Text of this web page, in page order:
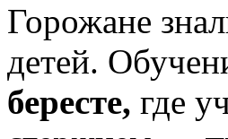
Горожане
детей.
бересте, где